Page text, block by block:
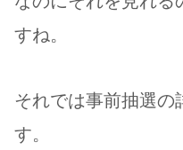
すね。
それでは事前抽選の
す。